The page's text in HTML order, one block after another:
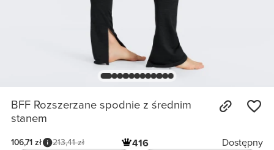
BFF Rozszerzane spodnie z średnim
stanem
106,71 zł 213,41 zł 416
Dostępny